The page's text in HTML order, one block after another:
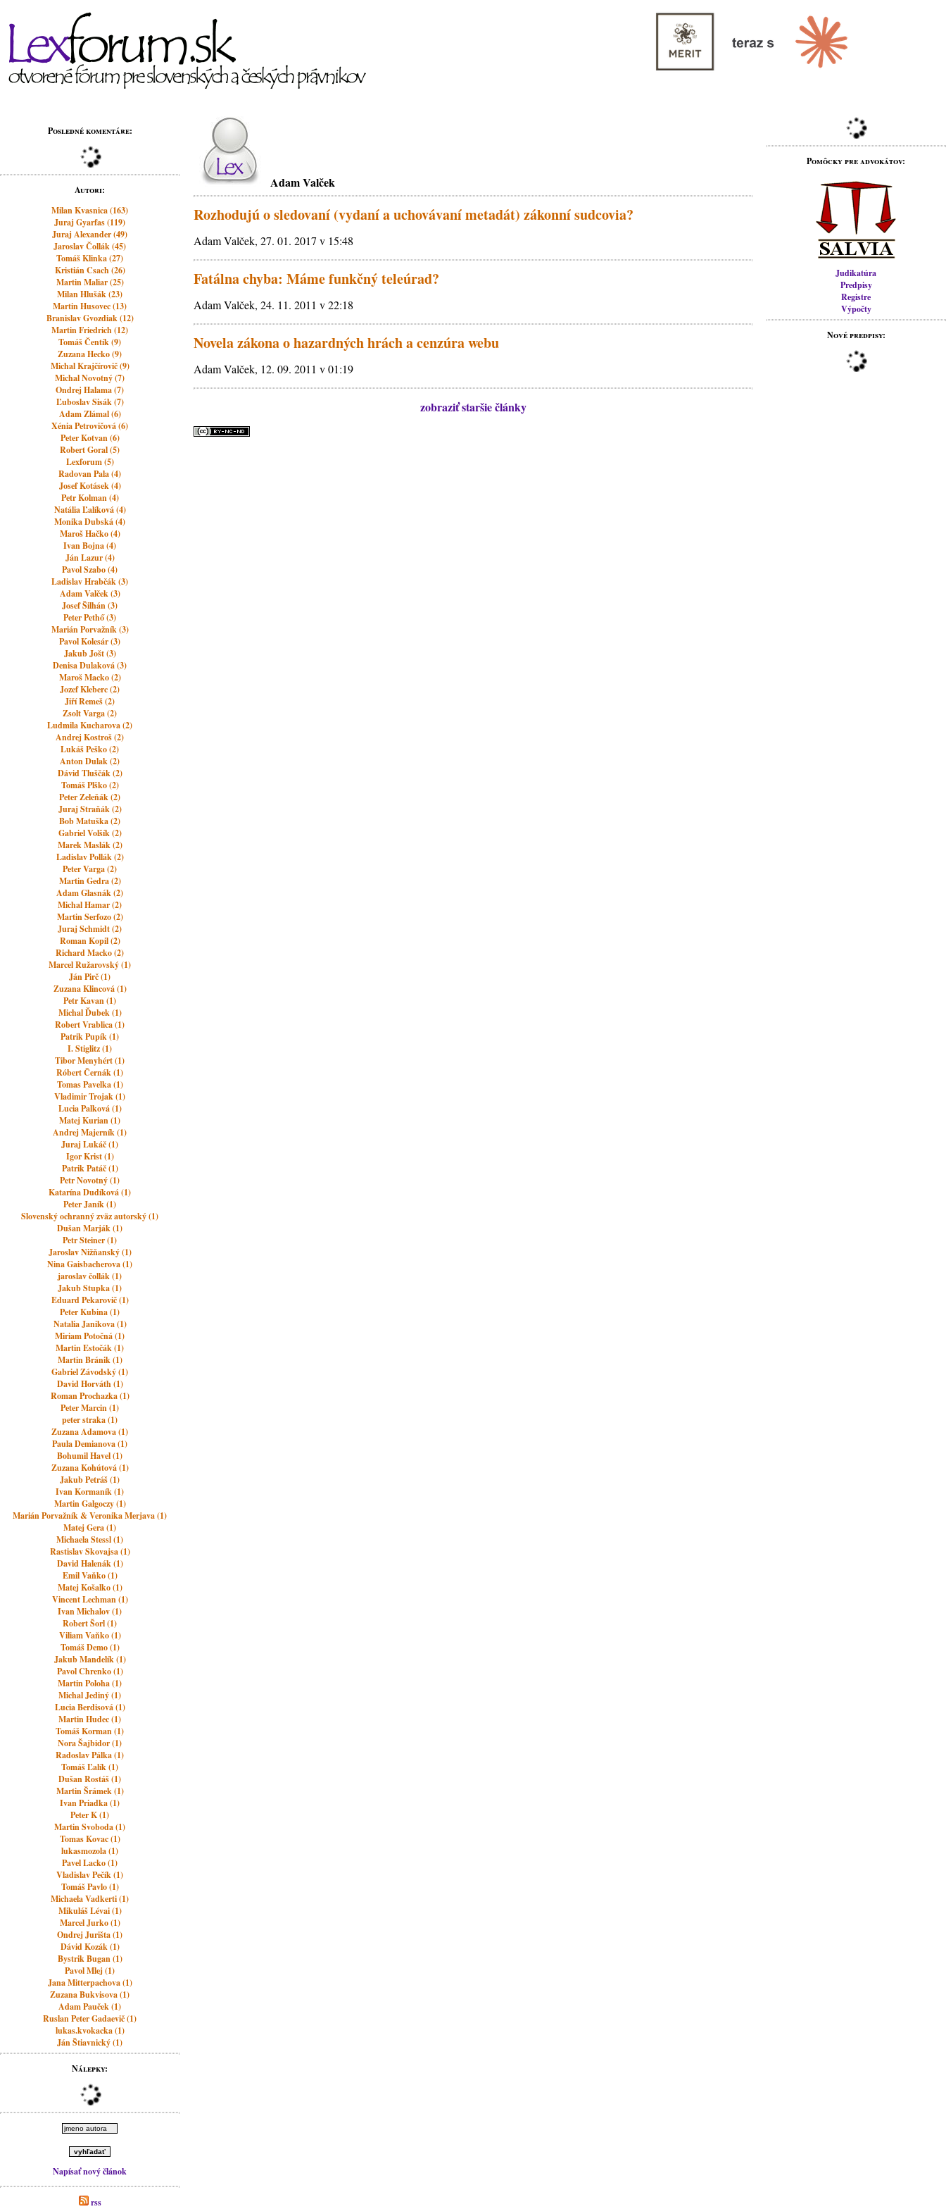
Posledné komentáre:
Autori:
Milan Kvasnica (163)
Juraj Gyarfas (119)
Juraj Alexander (49)
Jaroslav Čollák (45)
Tomáš Klinka (27)
Kristián Csach (26)
Martin Maliar (25)
Milan Hlušák (23)
Martin Husovec (13)
Branislav Gvozdiak (12)
Martin Friedrich (12)
Tomáš Čentík (9)
Zuzana Hecko (9)
Michal Krajčírovič (9)
Michal Novotný (7)
Ondrej Halama (7)
Ľuboslav Sisák (7)
Adam Zlámal (6)
Xénia Petrovičová (6)
Peter Kotvan (6)
Robert Goral (5)
Lexforum (5)
Radovan Pala (4)
Josef Kotásek (4)
Petr Kolman (4)
Natália Ľalíková (4)
Monika Dubská (4)
Maroš Hačko (4)
Ivan Bojna (4)
Ján Lazur (4)
Pavol Szabo (4)
Ladislav Hrabčák (3)
Adam Valček (3)
Josef Šilhán (3)
Peter Pethő (3)
Marián Porvažník (3)
Pavol Kolesár (3)
Jakub Jošt (3)
Denisa Dulaková (3)
Maroš Macko (2)
Jozef Kleberc (2)
Jiří Remeš (2)
Zsolt Varga (2)
Ludmila Kucharova (2)
Andrej Kostroš (2)
Lukáš Peško (2)
Anton Dulak (2)
Dávid Tluščák (2)
Tomáš Plško (2)
Peter Zeleňák (2)
Juraj Straňák (2)
Bob Matuška (2)
Gabriel Volšík (2)
Marek Maslák (2)
Ladislav Pollák (2)
Peter Varga (2)
Martin Gedra (2)
Adam Glasnák (2)
Michal Hamar (2)
Martin Serfozo (2)
Juraj Schmidt (2)
Roman Kopil (2)
Richard Macko (2)
Marcel Ružarovský (1)
Ján Pirč (1)
Zuzana Klincová (1)
Petr Kavan (1)
Michal Ďubek (1)
Robert Vrablica (1)
Patrik Pupík (1)
I. Stiglitz (1)
Tibor Menyhért (1)
Róbert Černák (1)
Tomas Pavelka (1)
Vladimir Trojak (1)
Lucia Palková (1)
Matej Kurian (1)
Andrej Majerník (1)
Juraj Lukáč (1)
Igor Krist (1)
Patrik Patáč (1)
Petr Novotný (1)
Katarína Dudíková (1)
Peter Janík (1)
Slovenský ochranný zväz autorský (1)
Dušan Marják (1)
Petr Steiner (1)
Jaroslav Nižňanský (1)
Nina Gaisbacherova (1)
jaroslav čollák (1)
Jakub Stupka (1)
Eduard Pekarovič (1)
Peter Kubina (1)
Natalia Janikova (1)
Miriam Potočná (1)
Martin Estočák (1)
Martin Bránik (1)
Gabriel Závodský (1)
David Horváth (1)
Roman Prochazka (1)
Peter Marcin (1)
peter straka (1)
Zuzana Adamova (1)
Paula Demianova (1)
Bohumil Havel (1)
Zuzana Kohútová (1)
Jakub Petráš (1)
Ivan Kormaník (1)
Martin Galgoczy (1)
Marián Porvažník & Veronika Merjava (1)
Matej Gera (1)
Michaela Stessl (1)
Rastislav Skovajsa (1)
David Halenák (1)
Emil Vaňko (1)
Matej Košalko (1)
Vincent Lechman (1)
Ivan Michalov (1)
Robert Šorl (1)
Viliam Vaňko (1)
Tomáš Demo (1)
Jakub Mandelík (1)
Pavol Chrenko (1)
Martin Poloha (1)
Michal Jediný (1)
Lucia Berdisová (1)
Martin Hudec (1)
Tomáš Korman (1)
Nora Šajbidor (1)
Radoslav Pálka (1)
Tomáš Ľalík (1)
Dušan Rostáš (1)
Martin Šrámek (1)
Ivan Priadka (1)
Peter K (1)
Martin Svoboda (1)
Tomas Kovac (1)
lukasmozola (1)
Pavel Lacko (1)
Vladislav Pečík (1)
Tomáš Pavlo (1)
Michaela Vadkerti (1)
Mikuláš Lévai (1)
Marcel Jurko (1)
Ondrej Jurišta (1)
Dávid Kozák (1)
Bystrik Bugan (1)
Pavol Mlej (1)
Jana Mitterpachova (1)
Zuzana Bukvisova (1)
Adam Pauček (1)
Ruslan Peter Gadaevič (1)
lukas.kvokacka (1)
Ján Štiavnický (1)
Nálepky:
Napísať nový článok
rss
Pomôcky pre advokátov:
Judikatúra
Predpisy
Registre
Výpočty
Nové predpisy:
Adam Valček
Rozhodujú o sledovaní (vydaní a uchovávaní metadát) zákonní sudcovia?
Adam Valček, 27. 01. 2017 v 15:48
Fatálna chyba: Máme funkčný teleúrad?
Adam Valček, 24. 11. 2011 v 22:18
Novela zákona o hazardných hrách a cenzúra webu
Adam Valček, 12. 09. 2011 v 01:19
zobraziť staršie články